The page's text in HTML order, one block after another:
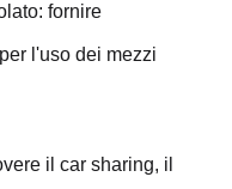
fornire
l'uso dei mezzi
il car sharing, il